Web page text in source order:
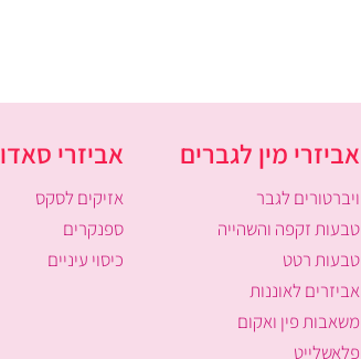
אביזרי מין לגברים
ויברטורים לגבר
טבעות זקפה והשהייה
טבעות רטט
אביזרים לאוננות
משאבות פין ואקום
פלאשלייט
אביזרי סאדו
אזיקים לסקס
ספנקרים
כיסוי עיניים